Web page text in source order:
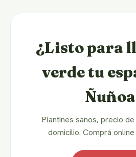
¿Listo para
verde tu
Plantines sanos, precio
domicilio. Comprá